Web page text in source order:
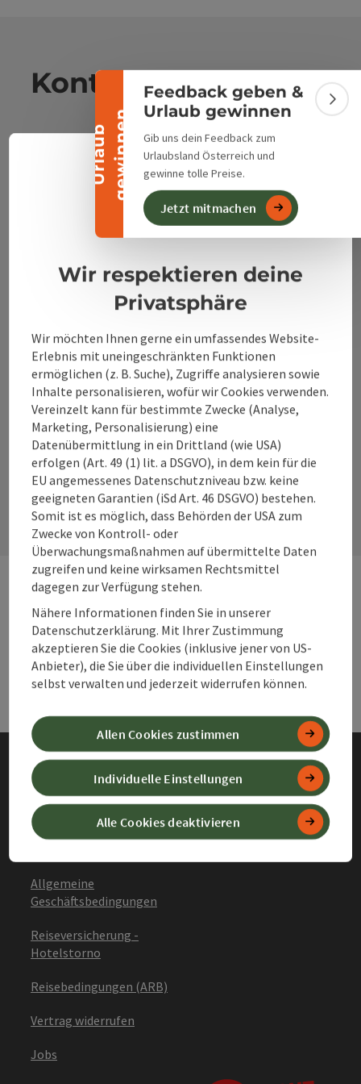
U
r
l
a
u
b
g
e
w
i
n
n
en
Banner einklappen
Feedback geben &
Urlaub gewinnen
Gib uns dein Feedback zum
Urlaubsland Österreich und
gewinne tolle Preise.
Jetzt mitmachen
Kontakt
Alpenland Tourismus GmbH
Bahnhofstraße 2
4580 Windischgarsten
info@360alpenland.com
InstagramFacebookYouTube
Kontaktformular
Webseiten
Services
Impressum
Datenschutz
Allgemeine
Geschäftsbedingungen
Reiseversicherung -
Hotelstorno
Reisebedingungen (ARB)
Vertrag widerrufen
Jobs
Datenschutzerklärung
Impressum
Wir respektieren deine
Privatsphäre
Wir möchten Ihnen gerne ein umfassendes Website-
Erlebnis mit uneingeschränkten Funktionen
ermöglichen (z. B. Suche), Zugriffe analysieren sowie
Inhalte personalisieren, wofür wir Cookies verwenden.
Vereinzelt kann für bestimmte Zwecke (Analyse,
Marketing, Personalisierung) eine
Datenübermittlung in ein Drittland (wie USA)
erfolgen (Art. 49 (1) lit. a DSGVO), in dem kein für die
EU angemessenes Datenschutzniveau bzw. keine
geeigneten Garantien (iSd Art. 46 DSGVO) bestehen.
Somit ist es möglich, dass Behörden der USA zum
Zwecke von Kontroll- oder
Überwachungsmaßnahmen auf übermittelte Daten
zugreifen und keine wirksamen Rechtsmittel
dagegen zur Verfügung stehen.
Nähere Informationen finden Sie in unserer
Datenschutzerklärung. Mit Ihrer Zustimmung
akzeptieren Sie die Cookies (inklusive jener von US-
Anbieter), die Sie über die individuellen Einstellungen
selbst verwalten und jederzeit widerrufen können.
Alle Cookies deaktivieren
Individuelle Einstellungen
Allen Cookies zustimmen